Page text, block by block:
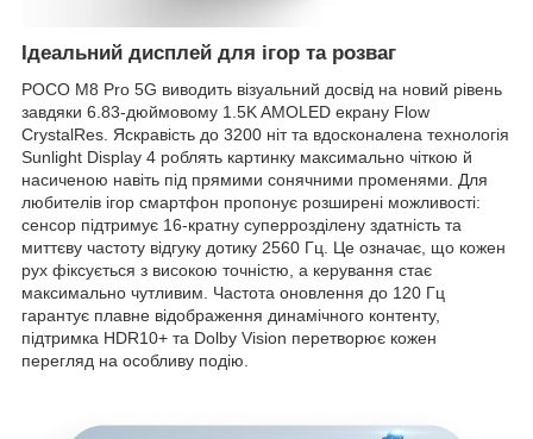
Ідеальний дисплей для ігор та розваг
POCO M8 Pro 5G виводить візуальний досвід на новий рівень
завдяки 6.83-дюймовому 1.5K AMOLED екрану Flow
CrystalRes. Яскравість до 3200 ніт та вдосконалена технологія
Sunlight Display 4 роблять картинку максимально чіткою й
насиченою навіть під прямими сонячними променями. Для
любителів ігор смартфон пропонує розширені можливості:
сенсор підтримує 16-кратну суперрозділену здатність та
миттєву частоту відгуку дотику 2560 Гц. Це означає, що кожен
рух фіксується з високою точністю, а керування стає
максимально чутливим. Частота оновлення до 120 Гц
гарантує плавне відображення динамічного контенту,
підтримка HDR10+ та Dolby Vision перетворює кожен
перегляд на особливу подію.